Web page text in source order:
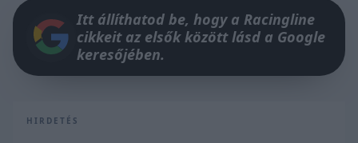
Itt állíthatod be, hogy a Racingline
cikkeit az elsők között lásd a Google
keresőjében.
HIRDETÉS